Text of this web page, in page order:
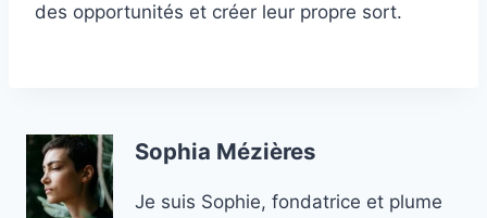
des opportunités et créer leur propre sort.
Sophia Mézières
Je suis Sophie, fondatrice et plume